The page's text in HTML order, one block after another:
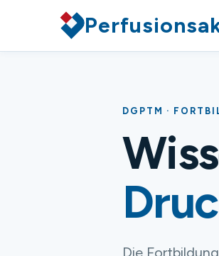
DGPTM ·
Die